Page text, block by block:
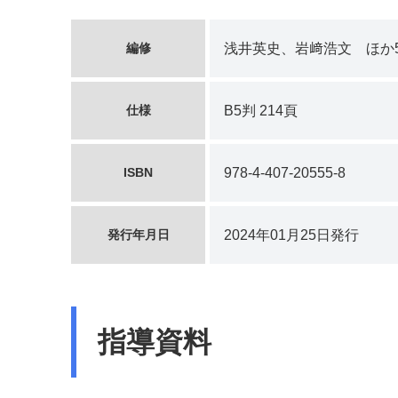
編修 浅井英史、岩﨑浩文 ほか
仕様 B5判 214頁
ISBN 978-4-407-20555-8
発行年月日 2024年01月25日発行
指導資料